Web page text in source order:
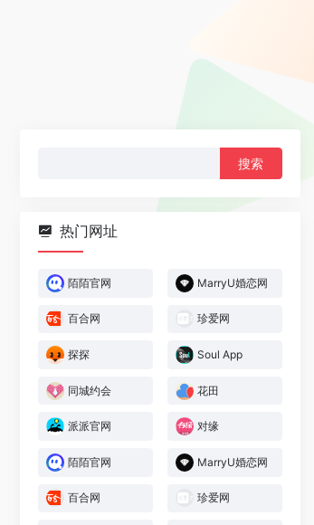
热门网址
陌陌官网 MarryU婚恋网
百合网 珍爱网
探探 Soul App
同城约会 花田
派派官网 对缘
陌陌官网 MarryU婚恋网
百合网 珍爱网